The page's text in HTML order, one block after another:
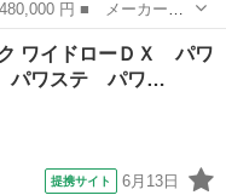
ィ ■ グレード名： シ
ール ＦＯＧランプ リ
ワイドローＤＸ パワ
パワステ パワ…
提携サイト 6月13日